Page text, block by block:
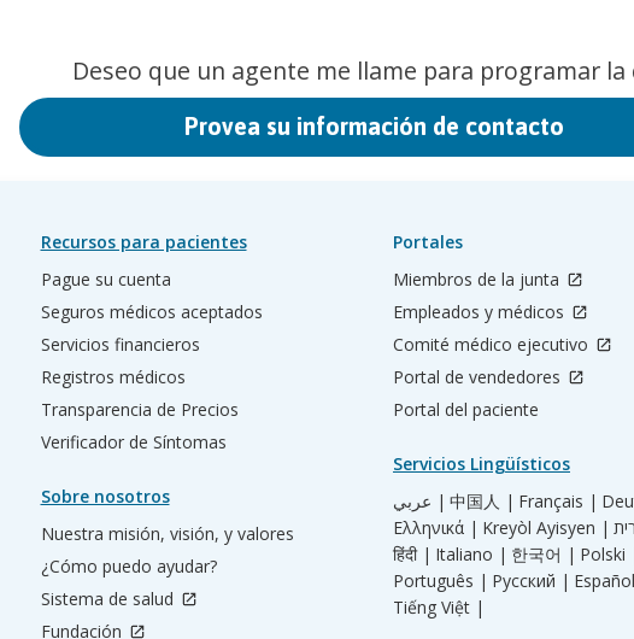
Deseo que un agente me llame para programar la
Provea su información de contacto
Recursos para pacientes
Pague su cuenta
Seguros médicos aceptados
Servicios financieros
Registros médicos
Transparencia de Precios
Verificador de Síntomas
Sobre nosotros
Nuestra misión, visión, y valores
¿Cómo puedo ayudar?
Sistema de salud
Fundación
Portales
Miembros de la junta
Empleados y médicos
Comité médico ejecutivo
Portal de vendedores
Portal del paciente
Servicios Lingüísticos
عربي | 中国人 | Français |
Ελληνικά | Kreyòl Ayisyen |
हिंदी | Italiano | 한국어 | Polski
Português | Русский |
Tiếng Việt |